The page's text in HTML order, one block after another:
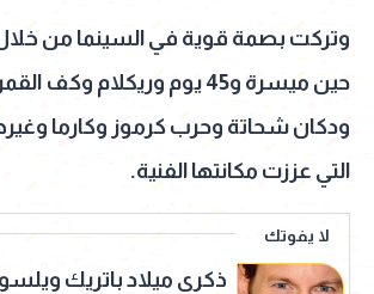
وتركت بصمة قوية في السينما من
حين ميسرة و45 يوم وريكلام
ودكان شحاتة وحرب كرموز وكارما
التي عززت مكانتها الفنية.
لا يفوتك
ذكرى ميلاد باتريك